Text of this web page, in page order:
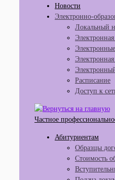
Новости
Электронно-
Локальный
Расписание
Доступ к
Частное
Абитуриентам
Образцы
Стоимость